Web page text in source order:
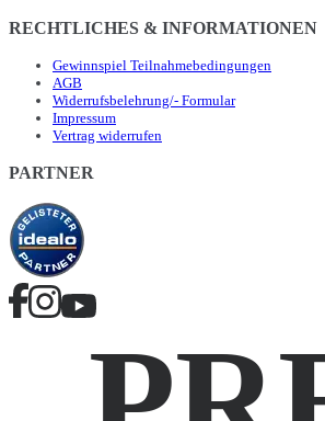
RECHTLICHES & INFORMATIONEN
Gewinnspiel Teilnahmebedingungen
AGB
Widerrufsbelehrung/- Formular
Impressum
Vertrag widerrufen
PARTNER